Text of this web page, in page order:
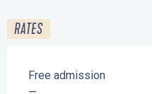
RATES
Free admission